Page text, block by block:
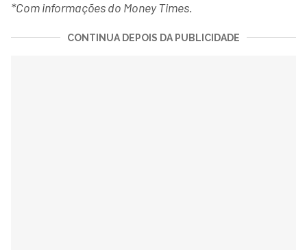
*Com informações do Money Times.
CONTINUA DEPOIS DA PUBLICIDADE